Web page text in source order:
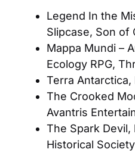
Legend In the
Slipcase, Son of
Mappa Mundi –
Ecology RPG,
Terra Antarctica,
The Crooked
Avantris
The Spark Devil,
Historical Society